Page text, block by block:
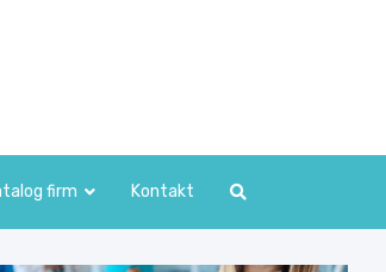
firm Kontakt